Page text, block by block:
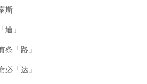
斯
迪」
条「路」
必「达」